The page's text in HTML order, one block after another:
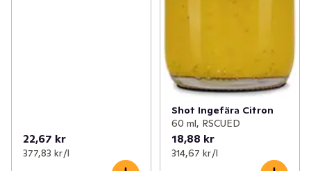
22,67 kr
377,83 kr /l
Shot Ingefära Citron
60 ml, RSCUED
18,88 kr
314,67 kr /l